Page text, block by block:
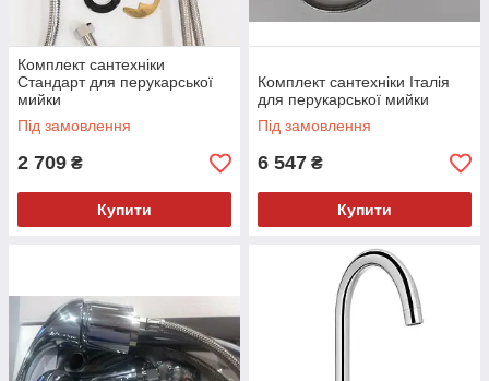
Комплект сантехніки
Стандарт для перукарської
мийки
Під замовлення
2 709 ₴
Купити
Комплект сантехніки Італія
для перукарської мийки
Під замовлення
6 547 ₴
Купити